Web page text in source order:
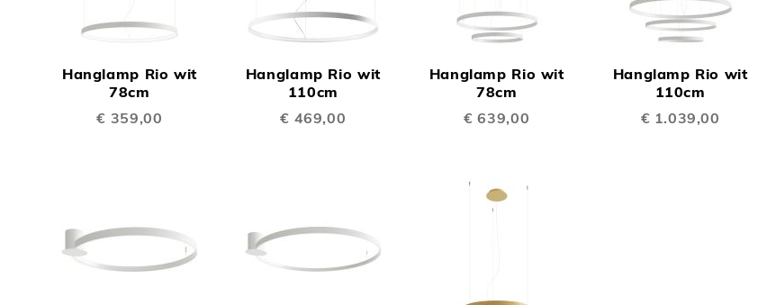
Hanglamp Rio wit
78cm
€ 359,00
TOEVOEGEN
Hanglamp Rio wit
110cm
€ 469,00
TOEVOEGEN
Hanglamp Rio wit
78cm
€ 639,00
Hanglamp Rio wit
110cm
€ 1.039,00